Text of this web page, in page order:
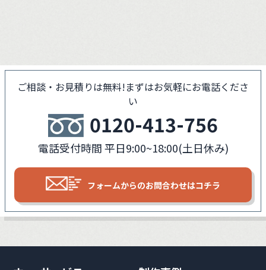
ご相談・お見積りは無料!まずはお気軽にお電話くださ
い
0120-413-756
電話受付時間 平日9:00~18:00(土日休み)
フォームからのお問合わせはコチラ